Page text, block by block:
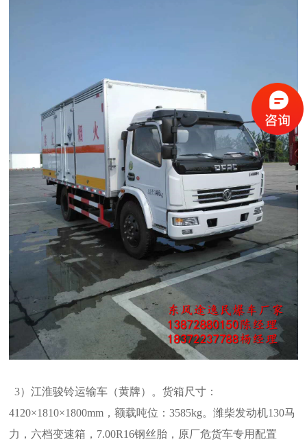
3）江淮骏铃运输车（黄牌）。货箱尺寸：
4120×1810×1800mm，额载吨位：3585kg。潍柴发动机130马
力，六档变速箱，7.00R16钢丝胎， 原厂危货车专用配置